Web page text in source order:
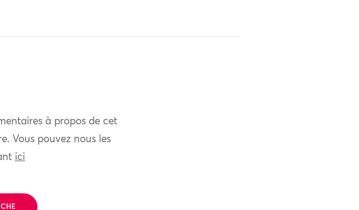
à propos de cet
Vous pouvez nous les
ici